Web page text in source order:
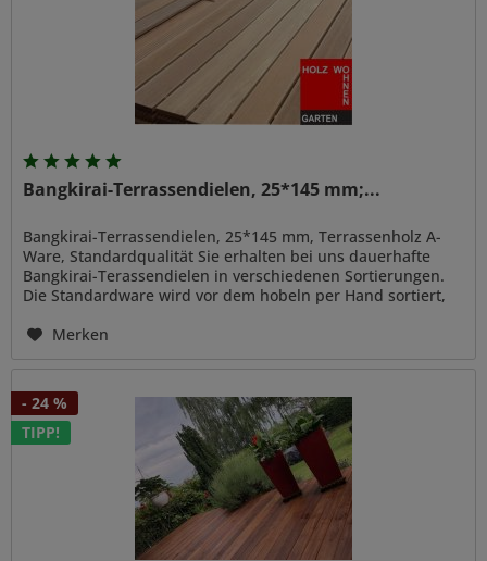
Bangkirai-Terrassendielen, 25*145 mm;...
Bangkirai-Terrassendielen, 25*145 mm, Terrassenholz A-
Ware, Standardqualität Sie erhalten bei uns dauerhafte
Bangkirai-Terassendielen in verschiedenen Sortierungen.
Die Standardware wird vor dem hobeln per Hand sortiert,
Merken
- 24 %
TIPP!